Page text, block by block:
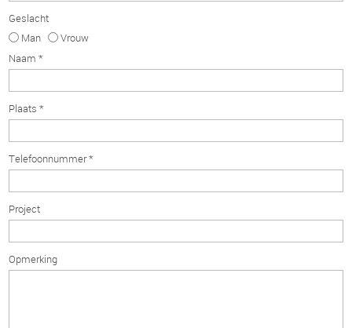
Geslacht
Man
Vrouw
Naam *
Plaats *
Telefoonnummer *
Project
Opmerking